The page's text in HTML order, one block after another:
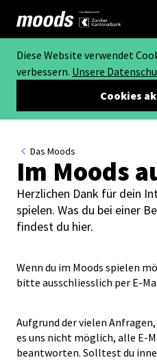
Diese Website verwendet
verbessern. Unsere
Cookies
Das Moods
Im Moods
Herzlichen Dank für dein
spielen. Was du bei einer
findest du hier.
Wenn du im Moods spielen
bitte ausschliesslich per E-
Aufgrund der vielen
es uns nicht möglich, alle E-
beantworten. Solltest du